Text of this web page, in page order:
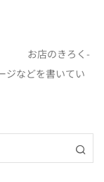
お店のきろく-
ジなどを書いてい